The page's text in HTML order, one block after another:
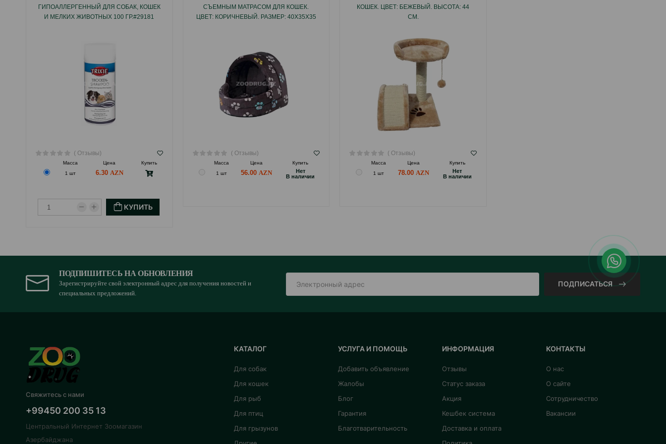
ГИПОАЛЛЕРГЕННЫЙ ДЛЯ СОБАК, КОШЕК
И МЕЛКИХ ЖИВОТНЫХ 100 ГР.#29181
( Отзывы)
Масса Цена
Купить
1 шт
6.30
КУПИТЬ
СЪЕМНЫМ МАТРАСОМ ДЛЯ КОШЕК.
ЦВЕТ: КОРИЧНЕВЫЙ. РАЗМЕР: 40Х35Х35
( Отзывы)
Масса Цена
Купить
1 шт
56.00
Hет
B наличии
КОШЕК. ЦВЕТ: БЕЖЕВЫЙ. ВЫСОТА: 44
СМ.
( Отзывы)
Масса Цена
Купить
1 шт
78.00
Hет
B наличии
ПОДПИШИТЕСЬ НА ОБНОВЛЕНИЯ
Зарегистрируйте свой электронный адрес для получения новостей и
специальных предложений.
ПОДПИСАТЬСЯ
Свяжитесь с нами
+99450 200 35 13
Центральный Интернет Зоомагазин
Азербайджана
КАТАЛОГ
Для собак
Для кошек
Для рыб
Для птиц
Для грызунов
УСЛУГА И ПОМОЩЬ
Добавить объявление
Жалобы
Блог
Гарантия
Благотварительность
ИНФОРМАЦИЯ
Отзывы
Статус заказа
Акция
Кешбек система
Доставка и оплата
КОНТАКТЫ
О нас
О сайте
Сотрудничество
Вакансии